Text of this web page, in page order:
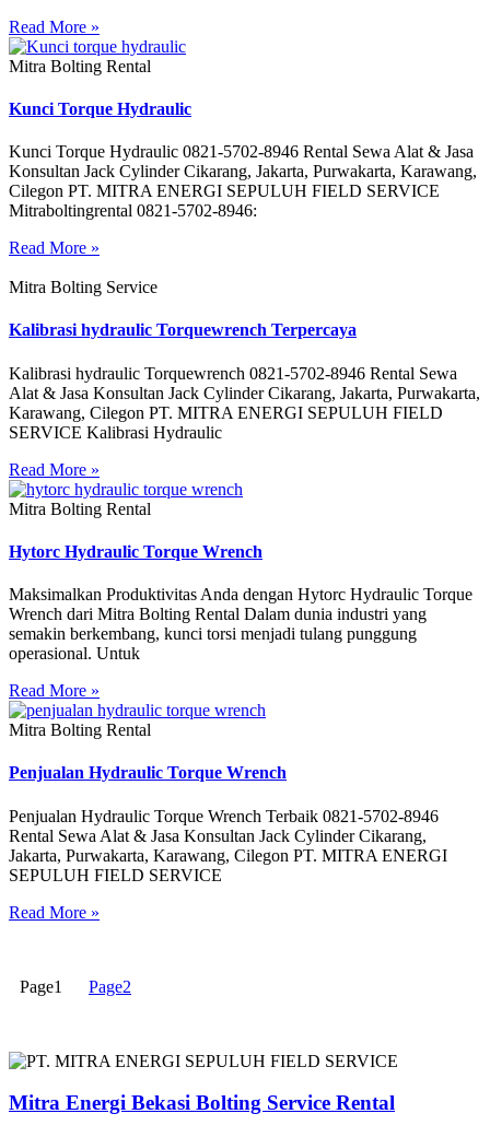
Read More »
Mitra Bolting Rental
Kunci Torque Hydraulic
Kunci Torque Hydraulic 0821-5702-8946 Rental Sewa Alat & Jasa
Konsultan Jack Cylinder Cikarang, Jakarta, Purwakarta, Karawang,
Cilegon PT. MITRA ENERGI SEPULUH FIELD SERVICE
Mitraboltingrental 0821-5702-8946:
Read More »
Mitra Bolting Service
Kalibrasi hydraulic Torquewrench Terpercaya
Kalibrasi hydraulic Torquewrench 0821-5702-8946 Rental Sewa
Alat & Jasa Konsultan Jack Cylinder Cikarang, Jakarta, Purwakarta,
Karawang, Cilegon PT. MITRA ENERGI SEPULUH FIELD
SERVICE Kalibrasi Hydraulic
Read More »
Mitra Bolting Rental
Hytorc Hydraulic Torque Wrench
Maksimalkan Produktivitas Anda dengan Hytorc Hydraulic Torque
Wrench dari Mitra Bolting Rental Dalam dunia industri yang
semakin berkembang, kunci torsi menjadi tulang punggung
operasional. Untuk
Read More »
Mitra Bolting Rental
Penjualan Hydraulic Torque Wrench
Penjualan Hydraulic Torque Wrench Terbaik 0821-5702-8946
Rental Sewa Alat & Jasa Konsultan Jack Cylinder Cikarang,
Jakarta, Purwakarta, Karawang, Cilegon PT. MITRA ENERGI
SEPULUH FIELD SERVICE
Read More »
Page1 Page2
Mitra Energi Bekasi Bolting Service Rental